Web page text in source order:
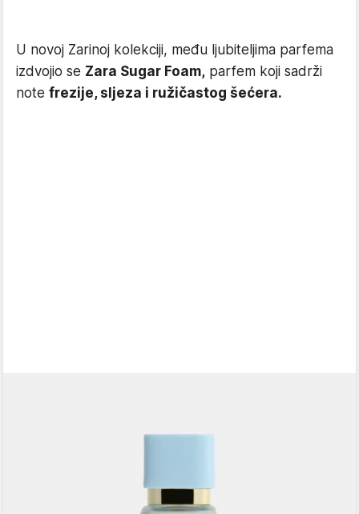
U novoj Zarinoj kolekciji, među ljubiteljima parfema
izdvojio se Zara Sugar Foam, parfem koji sadrži
note frezije, sljeza i ružičastog šećera.